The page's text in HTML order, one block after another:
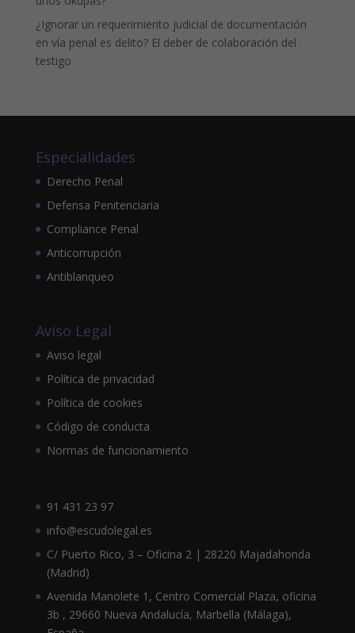
¿Ignorar un requerimiento judicial de documentación
en vía penal es delito? El deber de colaboración del
testigo
Especialidades
Derecho Penal
Defensa Penitenciaria
Compliance Penal
Anticorrupción
Antiblanqueo
Aviso Legal
Aviso legal
Política de privacidad
Política de cookies
Código de conducta
Normas de funcionamiento
91 431 23 97
info@escudolegal.es
C/ Puerto Rico, 3 – Oficina 2 | 28220 Majadahonda
(Madrid)
Avenida Manolete 1, Centro Comercial Plaza, oficina
3b , 29660 Nueva Andalucía, Marbella (Málaga),